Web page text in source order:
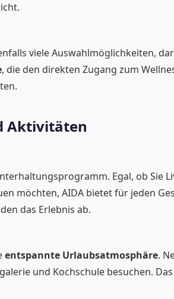
viele Auswahlmöglichkeiten,
, die den direkten Zugang zum
Aktivitäten
Egal, ob Sie
möchten, AIDA bietet für jeden
das Erlebnis ab.
entspannte Urlaubsatmosphäre.
und Kochschule besuchen.